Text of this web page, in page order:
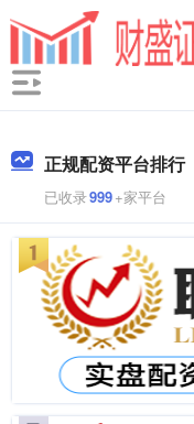
正规配资平台排行
已收录999+家平台